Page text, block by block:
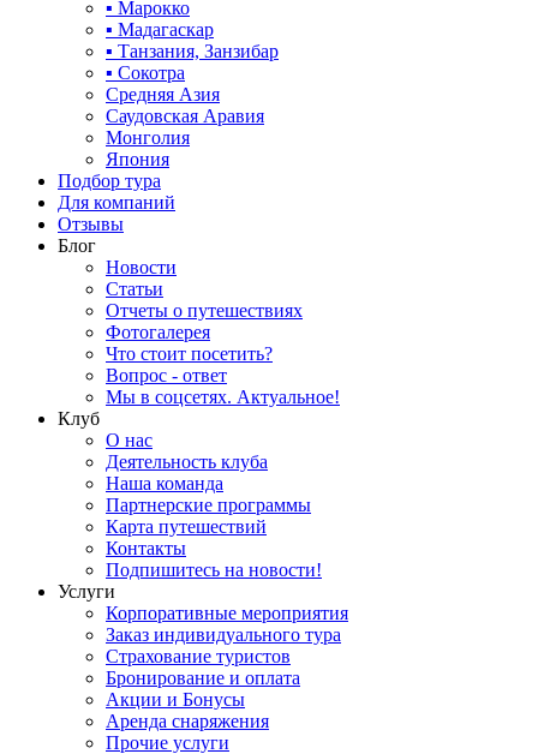
▪ Марокко
▪ Мадагаскар
▪ Танзания, Занзибар
▪ Сокотра
Средняя Азия
Саудовская Аравия
Монголия
Япония
Подбор тура
Для компаний
Отзывы
Блог
Новости
Статьи
Отчеты о путешествиях
Фотогалерея
Что стоит посетить?
Вопрос - ответ
Мы в соцсетях. Актуальное!
Клуб
О нас
Деятельность клуба
Наша команда
Партнерские программы
Карта путешествий
Контакты
Подпишитесь на новости!
Услуги
Корпоративные мероприятия
Заказ индивидуального тура
Страхование туристов
Бронирование и оплата
Акции и Бонусы
Аренда снаряжения
Прочие услуги